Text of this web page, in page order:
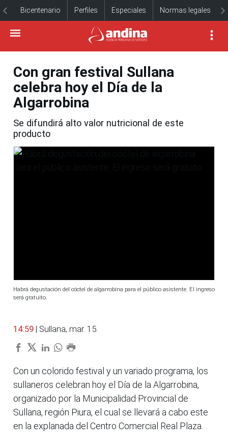
Bicentenario Perfiles Especiales Normas legales
Con gran festival Sullana
celebra hoy el Día de la
Algarrobina
Se difundirá alto valor nutricional de este
producto
Habrá degustación del cóctel de algarrobina para el público asistente. El ingreso
será gratuito.
14:59 | Sullana, mar. 15.
Con un colorido festival y un variado programa, los
sullaneros celebran hoy el Día de la Algarrobina,
organizado por la Municipalidad Provincial de
Sullana, región Piura, el cual se llevará a cabo este
en la explanada del Centro Comercial Real Plaza.